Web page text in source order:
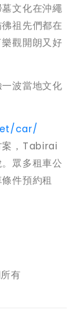
文化在沖繩
祖先們都在
觀開朗又好
波當地文化
car/
案，Tabirai
眾多租車公
件預約租
有